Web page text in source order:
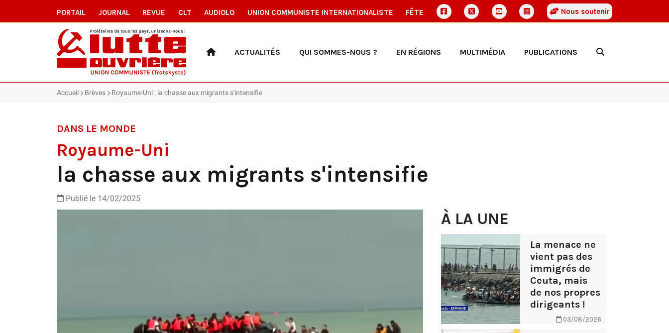
PORTAIL JOURNAL REVUE CLT AUDIOLO UNION COMMUNISTE INTERNATIONALISTE FÊTE Nous soutenir
ACTUALITÉS QUI SOMMES-NOUS ? EN RÉGIONS MULTIMÉDIA PUBLICATIONS
Accueil Brèves Royaume-Uni : la chasse aux migrants s'intensifie
DANS LE MONDE
Royaume-Uni
la chasse aux migrants s'intensifie
Publié le 14/02/2025
À LA UNE
La menace ne
vient pas des
immigrés de
Ceuta, mais
de nos propres
dirigeants !
03/08/2026